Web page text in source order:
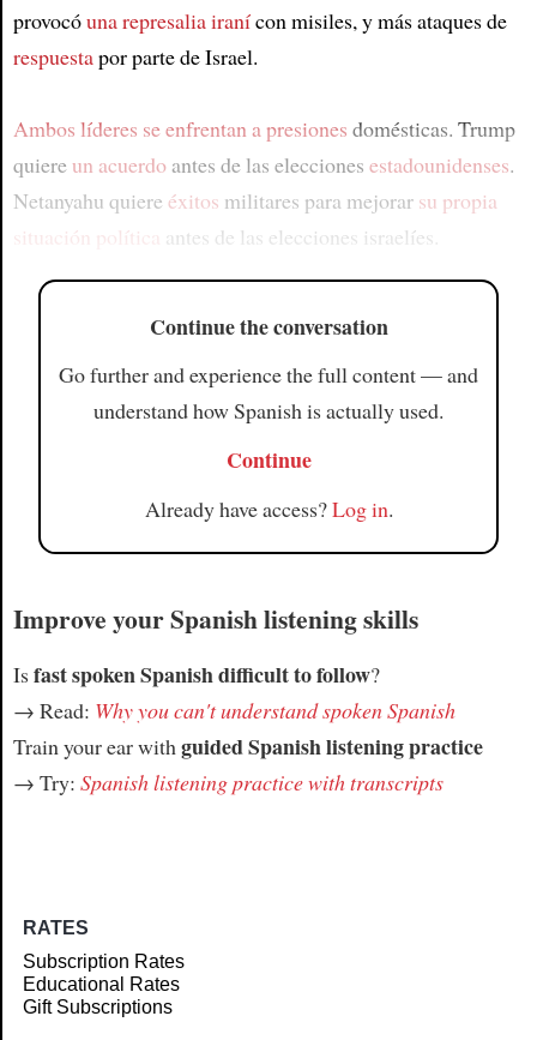
provocóuna represalia iranícon misiles, y más ataques de
respuestapor parte de Israel.
Ambos líderes se enfrentan a presiones domésticas. Trump
quiereun acuerdoantes de las elecciones estadounidenses.
Netanyahu quiere éxitos militares para mejorar su propia
situación política antes de las elecciones israelíes.
Continue the conversation
Go further and experience the full content — and
understand how Spanish is actually used.
Continue
Already have access?Log in.
Improve your Spanish listening skills
Isfast spoken Spanish difficult to follow?
→ Read: Why you can't understand spoken Spanish
Train your ear withguided Spanish listening practice
→ Try: Spanish listening practice with transcripts
RATES
Subscription Rates
Educational Rates
Gift Subscriptions